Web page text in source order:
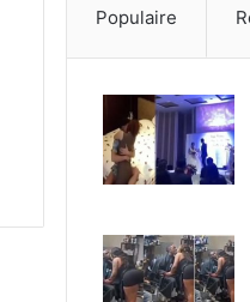
Populaire